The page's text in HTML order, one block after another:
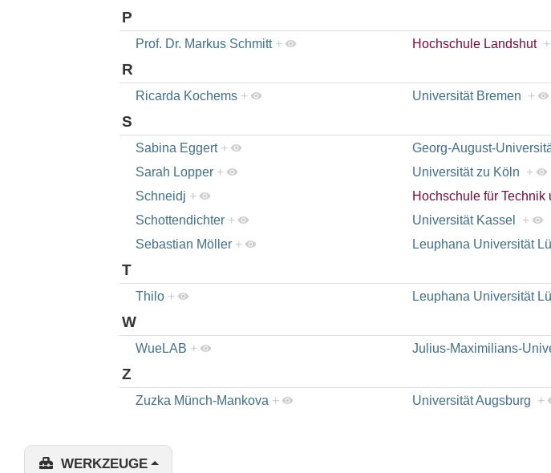
P
Prof. Dr. Markus Schmitt + Hochschule Landshut +
R
Ricarda Kochems + Universität Bremen +
S
Sabina Eggert + Georg-August-
Sarah Lopper + Universität zu Köln +
Schneidj + Hochschule für Technik
Schottendichter + Universität Kassel
+
Sebastian Möller + Leuphana Universität
T
Thilo + Leuphana Universität
W
WueLAB + Julius-Maximilians-
Z
Zuzka Münch-Mankova + Universität Augsburg +
WERKZEUGE